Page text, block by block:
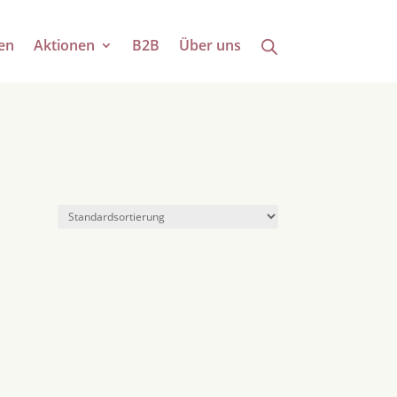
Aktionen B2B Über uns